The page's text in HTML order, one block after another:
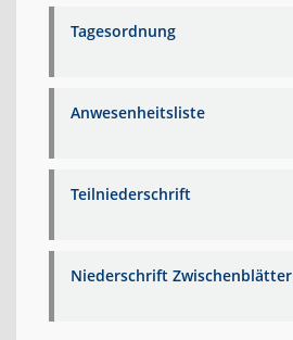
Tagesordnung
Anwesenheitsliste
Teilniederschrift
Niederschrift Zwischenblätter